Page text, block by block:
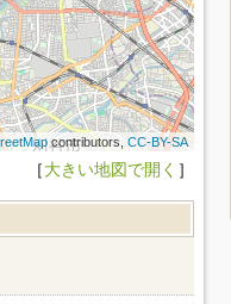
contributors, CC-BY-SA
［大きい地図で開く ］